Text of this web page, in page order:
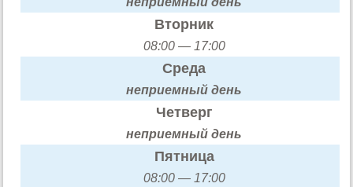
Вторник
08:00 — 17:00
Среда
неприемный день
Четверг
неприемный день
Пятница
08:00 — 17:00